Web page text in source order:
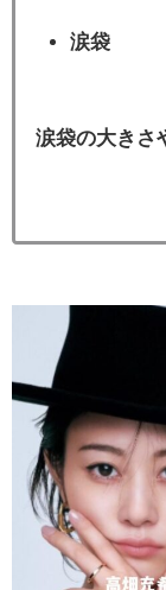
涙袋
涙袋の大きさ